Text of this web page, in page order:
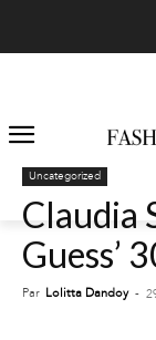
Uncategorized
Claudia
Guess’
Par Lolitta Dandoy -